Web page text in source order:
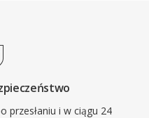
przesłaniu i w ciągu 24